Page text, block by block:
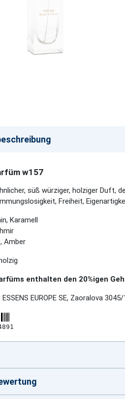
w157
süß würziger, holziger Duft,
Freiheit,
Karamell
Amber
enthalten den 20%igen
ESSENS EUROPE SE, Zaoralova